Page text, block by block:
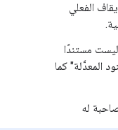
الفعلي
ليست مستندًا
المعدَّلة" كما
له